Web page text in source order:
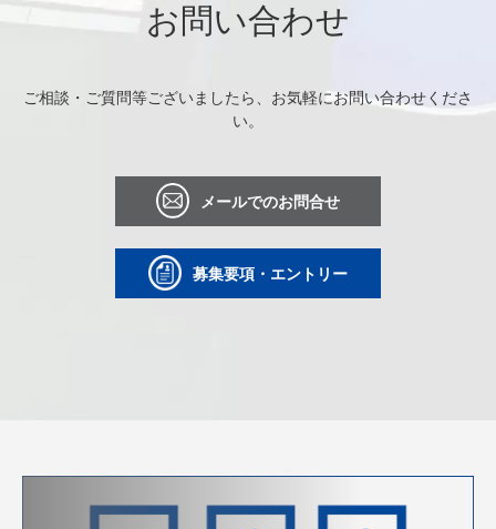
お問い合わせ
ご相談・ご質問等ございましたら、お気軽にお問い合わせくださ
い。
メールでのお問合せ
募集要項・エントリー